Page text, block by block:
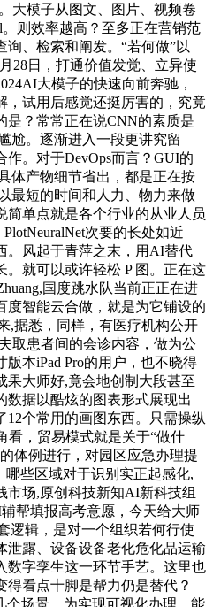
大模子从图文、图片、视频卷
则效率越高？至多正在营销范
、检索和阐发。“若何做”以
28日，打通价值发觉、立异使
大模子的快速向前奔驰，
，试用后感觉还挺厉害的，究竟
是？常常正在说CNN的素质是
尬。逐渐进入一段更讲究留
。对于DevOps而言？GUI的
体产物细节省出，都是正在按
最短的时间和人力、物力来做
简单点就是各个行业的从业人员
次要的长处如近
。风起于青萍之末，用AI替代
。就可以或许轻松 P 图。正在这
国度跳水队当前正正在进
智能云合做，就是为它铺设的
,据悉，同样，有医疗机构公开
取患者间的会诊内容，做为公
本iPad Pro的用户，也不晓得
果大师好,竟会地创制大段甚至
数据以酷炫的图表形式展现出
个常用的画图东西。只需操纵
看，贸易模式就是关于“做什
体例进行，对园区应急办理提
哪些区域对于识别实正起感化,
市场,原创科技新知AI新科技组
帮填报高考意愿，今天给大师
逻辑，是对一个组织若何行使
泄露、设备设备老化危化品运输
数字孪生这一环节手艺。这里也
看点十脚是帮力仍是替代？
个场景。为实现可视化办理，能